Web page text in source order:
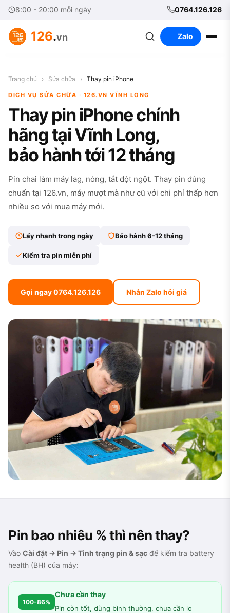
8:00 - 20:00 mỗi ngày 0764.126.126
126.vn Zalo
Trang chủ › Sửa chữa › Thay pin iPhone
DỊCH VỤ SỬA CHỮA · 126.VN VĨNH LONG
Thay pin iPhone chính
hãng tại Vĩnh Long,
bảo hành tới 12 tháng
Pin chai làm máy lag, nóng, tắt đột ngột. Thay pin đúng
chuẩn tại 126.vn, máy mượt mà như cũ với chi phí thấp hơn
nhiều so với mua máy mới.
Lấy nhanh trong ngày Bảo hành 6-12 tháng
Kiểm tra pin miễn phí
Gọi ngay 0764.126.126 Nhắn Zalo hỏi giá
Pin bao nhiêu % thì nên thay?
Vào Cài đặt → Pin → Tình trạng pin & sạc để kiểm tra battery
health (BH) của máy:
100-86%
Chưa cần thay
Pin còn tốt, dùng bình thường, chưa cần lo